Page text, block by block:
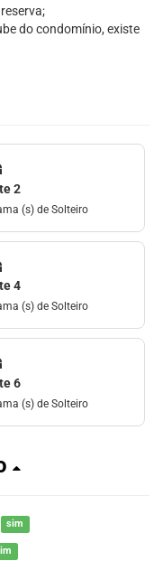
do condomínio, existe
2
(s) de Solteiro
4
(s) de Solteiro
6
(s) de Solteiro
sim